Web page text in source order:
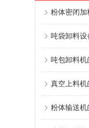
吨包卸料机
真空上料机
粉体输送